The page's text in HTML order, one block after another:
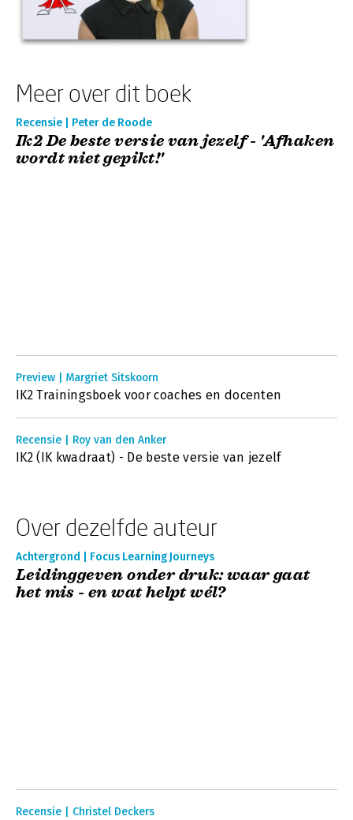
Meer over dit boek
Recensie | Peter de Roode
Ik2 De beste versie van jezelf - 'Afhaken
wordt niet gepikt!'
Preview | Margriet Sitskoorn
IK2 Trainingsboek voor coaches en docenten
Recensie | Roy van den Anker
IK2 (IK kwadraat) - De beste versie van jezelf
Over dezelfde auteur
Achtergrond | Focus Learning Journeys
Leidinggeven onder druk: waar gaat
het mis - en wat helpt wél?
Recensie | Christel Deckers